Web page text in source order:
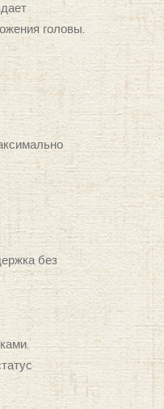
головы.
без